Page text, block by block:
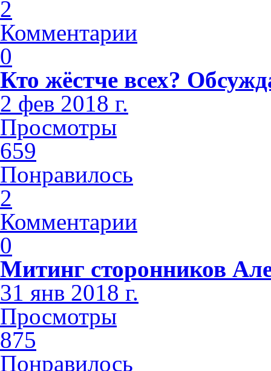
2
Комментарии
0
Кто жёстче всех?
2 фев 2018 г.
Просмотры
659
Понравилось
2
Комментарии
0
Митинг сторонников
31 янв 2018 г.
Просмотры
875
Понравилось